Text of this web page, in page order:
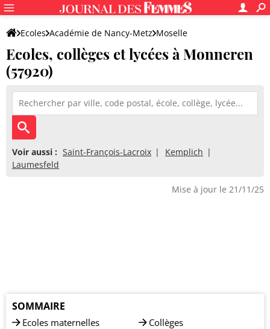
Ecoles Académie de Nancy-Metz Moselle
Ecoles, collèges et lycées à Monneren
(57920)
Voir aussi : Saint-François-Lacroix
Kemplich
Laumesfeld
Mise à jour le 21/11/25
SOMMAIRE
Ecoles maternelles
Collèges